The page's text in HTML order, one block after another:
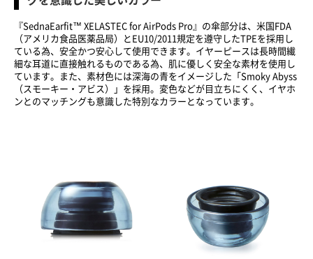
『SednaEarfit™ XELASTEC for AirPods Pro』の傘部分は、米国FDA
（アメリカ食品医薬品局）とEU10/2011規定を遵守したTPEを採用し
ている為、安全かつ安心して使用できます。イヤーピースは長時間繊
細な耳道に直接触れるものである為、肌に優しく安全な素材を使用し
ています。また、素材色には深海の青をイメージした「Smoky Abyss
（スモーキー・アビス）」を採用。変色などが目立ちにくく、イヤホ
ンとのマッチングも意識した特別なカラーとなっています。